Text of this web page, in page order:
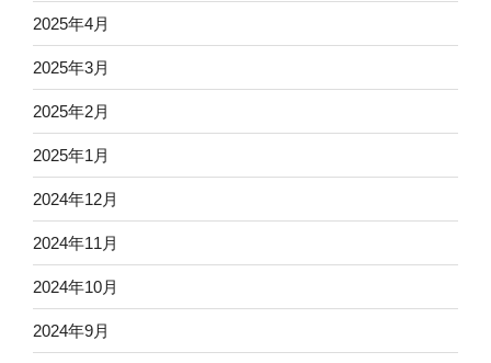
2025年4月
2025年3月
2025年2月
2025年1月
2024年12月
2024年11月
2024年10月
2024年9月